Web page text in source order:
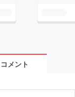
コメント